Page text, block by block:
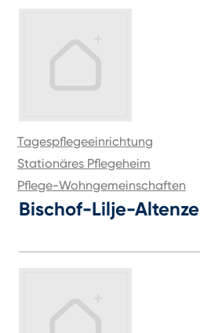
Tagespflegeeinrichtung
Stationäres Pflegeheim
Pflege-Wohngemeinschaften
Bischof-Lilje-